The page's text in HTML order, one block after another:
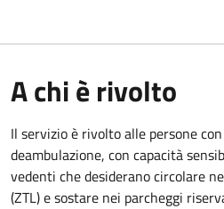
A chi è rivolto
Il servizio è rivolto alle persone
deambulazione, con capacità
vedenti che desiderano circolare
(ZTL) e sostare nei parcheggi